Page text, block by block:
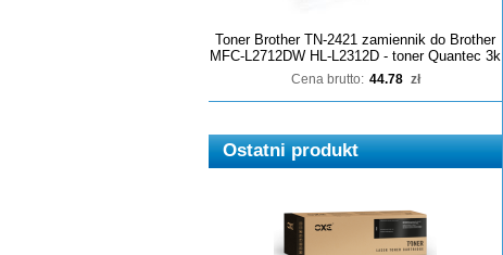
Toner Brother TN-2421 zamiennik do Brother
MFC-L2712DW HL-L2312D - toner Quantec 3k
Cena brutto: 44.78 zł
Ostatni produkt